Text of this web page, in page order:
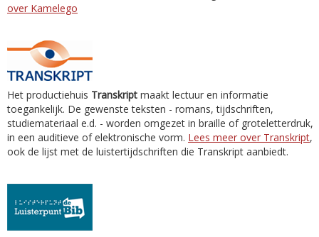
over Kamelego
Het productiehuis Transkript maakt lectuur en informatie
toegankelijk. De gewenste teksten - romans, tijdschriften,
studiemateriaal e.d. - worden omgezet in braille of groteletterdruk,
in een auditieve of elektronische vorm. Lees meer over Transkript,
ook de lijst met de luistertijdschriften die Transkript aanbiedt.